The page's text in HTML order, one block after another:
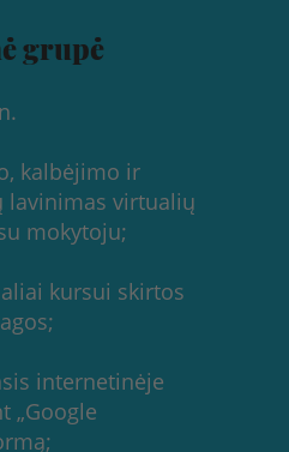
grupė
kalbėjimo ir
lavinimas virtualių
mokytoju;
kursui skirtos
internetinėje
„Google